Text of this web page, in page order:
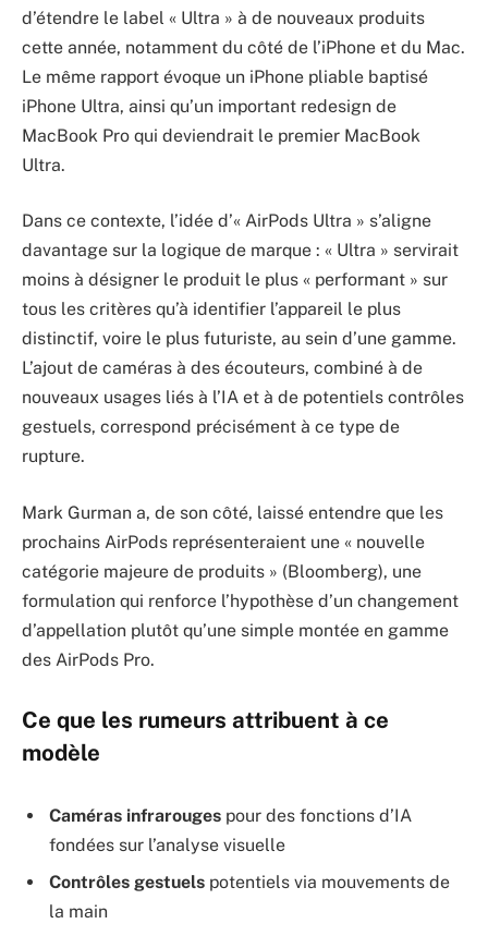
d’étendre le label « Ultra » à de nouveaux produits
cette année, notamment du côté de l’iPhone et du Mac.
Le même rapport évoque un iPhone pliable baptisé
iPhone Ultra, ainsi qu’un important redesign de
MacBook Pro qui deviendrait le premier MacBook
Ultra.
Dans ce contexte, l’idée d’« AirPods Ultra » s’aligne
davantage sur la logique de marque : « Ultra » servirait
moins à désigner le produit le plus « performant » sur
tous les critères qu’à identifier l’appareil le plus
distinctif, voire le plus futuriste, au sein d’une gamme.
L’ajout de caméras à des écouteurs, combiné à de
nouveaux usages liés à l’IA et à de potentiels contrôles
gestuels, correspond précisément à ce type de
rupture.
Mark Gurman a, de son côté, laissé entendre que les
prochains AirPods représenteraient une « nouvelle
catégorie majeure de produits » (Bloomberg), une
formulation qui renforce l’hypothèse d’un changement
d’appellation plutôt qu’une simple montée en gamme
des AirPods Pro.
Ce que les rumeurs attribuent à ce
modèle
Caméras infrarouges pour des fonctions d’IA
fondées sur l’analyse visuelle
Contrôles gestuels potentiels via mouvements de
la main